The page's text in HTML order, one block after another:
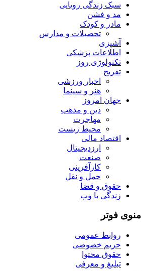
سبک زندگی رویایی
مد و فشن
مادر و کودک
تحصیلات و مدارس
آشپزی
اطلاعات پزشکی
تکنولوژی روز
تفریح
اخبار ورزشی
هنر و سینما
جهان امروز
دین و مذهب
مهاجرت
محیط زیست
اقتصاد مالی
ارزدیجیتال
صنعت
کارآفرینی
حمل و نقل
حقوق و قضا
زندگی با وب
منوی فوتر
روابط عمومی
حریم خصوصی
حقوق محتوا
تبلیغ و معرفی